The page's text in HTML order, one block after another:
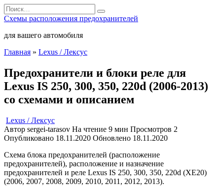
Перейти
к
содержанию
Search
for:
Схемы расположения предохранителей
для вашего автомобиля
Главная » Lexus / Лексус
Предохранители и блоки реле для
Lexus IS 250, 300, 350, 220d (2006-2013)
со схемами и описанием
Lexus / Лексус
Автор sergei-tarasov На чтение 9 мин Просмотров 2
Опубликовано 18.11.2020 Обновлено 18.11.2020
Схема блока предохранителей (расположение
предохранителей), расположение и назначение
предохранителей и реле Lexus IS 250, 300, 350, 220d (XE20)
(2006, 2007, 2008, 2009, 2010, 2011, 2012, 2013).